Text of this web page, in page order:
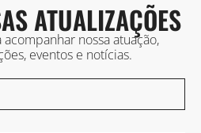
ATUALIZAÇÕES
nossa atuação,
eventos e notícias.